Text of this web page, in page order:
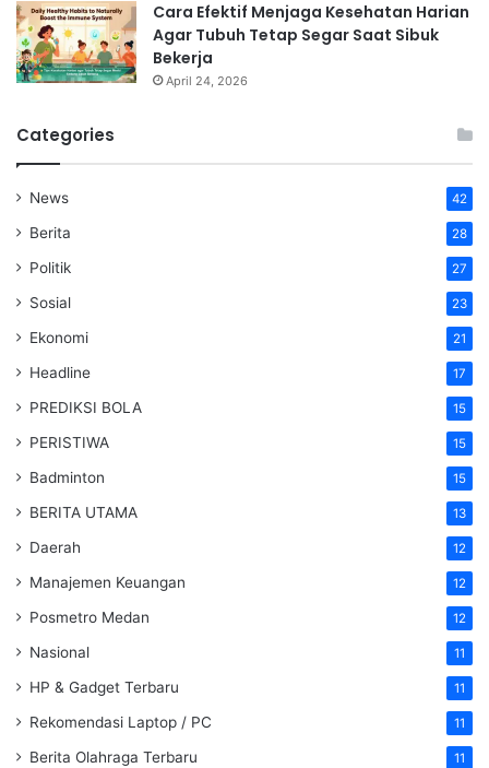
Cara Efektif Menjaga Kesehatan Harian
Agar Tubuh Tetap Segar Saat Sibuk
Bekerja
April 24, 2026
Categories
News 42
Berita 28
Politik 27
Sosial 23
Ekonomi 21
Headline 17
PREDIKSI BOLA 15
PERISTIWA 15
Badminton 15
BERITA UTAMA 13
Daerah 12
Manajemen Keuangan 12
Posmetro Medan 12
Nasional 11
HP & Gadget Terbaru 11
Rekomendasi Laptop / PC 11
Berita Olahraga Terbaru 11